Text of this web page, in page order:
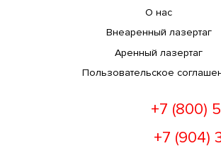
О нас
Внеаренный лазертаг
Аренный лазертаг
Пользовательское
+7 (800)
+7 (904)